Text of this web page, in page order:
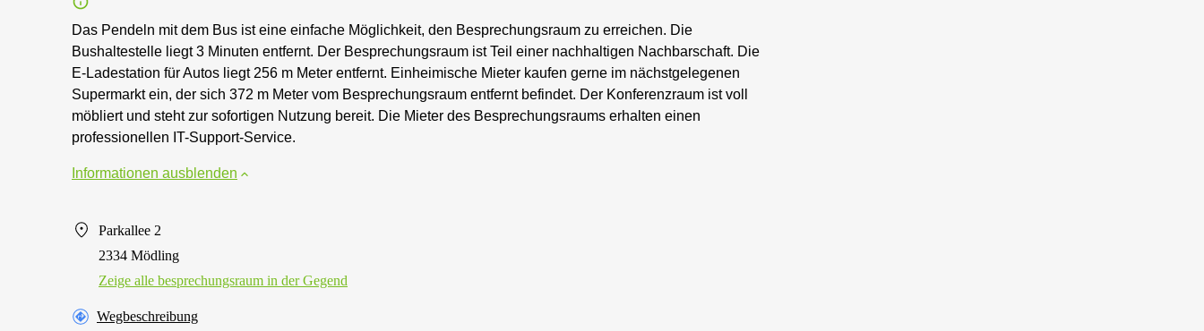
Das Pendeln mit dem Bus ist eine einfache Möglichkeit, den Besprechungsraum zu erreichen. Die
Bushaltestelle liegt 3 Minuten entfernt. Der Besprechungsraum ist Teil einer nachhaltigen Nachbarschaft. Die
E-Ladestation für Autos liegt 256 m Meter entfernt. Einheimische Mieter kaufen gerne im nächstgelegenen
Supermarkt ein, der sich 372 m Meter vom Besprechungsraum entfernt befindet. Der Konferenzraum ist voll
möbliert und steht zur sofortigen Nutzung bereit. Die Mieter des Besprechungsraums erhalten einen
professionellen IT-Support-Service.
Informationen ausblenden
Parkallee 2
2334 Mödling
Zeige alle besprechungsraum in der Gegend
Wegbeschreibung